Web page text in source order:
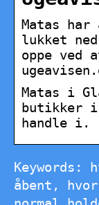
Matas har
lukket
oppe ved
Matas i
butikker i
handle i.
Keywords:
åbent,